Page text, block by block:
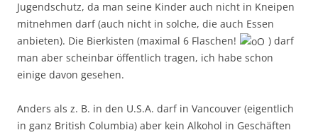
Jugendschutz, da man seine Kinder auch nicht in Kneipen
mitnehmen darf (auch nicht in solche, die auch Essen
anbieten). Die Bierkisten (maximal 6 Flaschen!
) darf
man aber scheinbar öffentlich tragen, ich habe schon
einige davon gesehen.
Anders als z. B. in den U.S.A. darf in Vancouver (eigentlich
in ganz British Columbia) aber kein Alkohol in Geschäften